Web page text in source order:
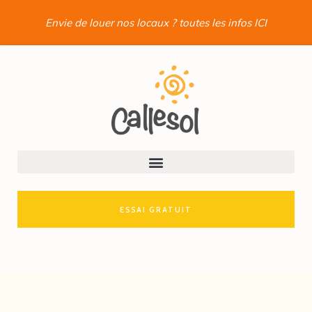
Envie de louer nos locaux ? toutes les infos ICI
ESSAI GRATUIT